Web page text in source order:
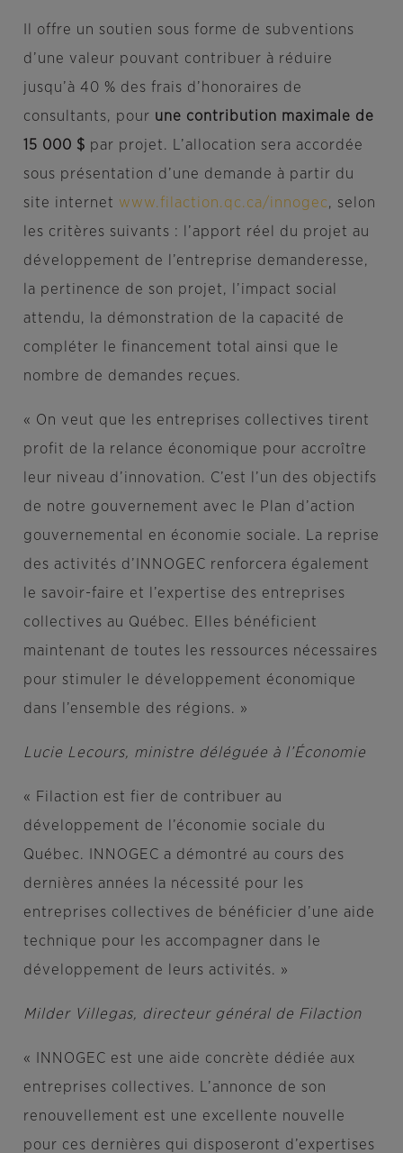
Il offre un soutien sous forme de subventions
d’une valeur pouvant contribuer à réduire
jusqu’à 40 % des frais d’honoraires de
consultants, pour une contribution maximale de
15 000 $ par projet. L’allocation sera accordée
sous présentation d’une demande à partir du
site internet www.filaction.qc.ca/innogec, selon
les critères suivants : l’apport réel du projet au
développement de l’entreprise demanderesse,
la pertinence de son projet, l’impact social
attendu, la démonstration de la capacité de
compléter le financement total ainsi que le
nombre de demandes reçues.
« On veut que les entreprises collectives tirent
profit de la relance économique pour accroître
leur niveau d’innovation. C’est l’un des objectifs
de notre gouvernement avec le Plan d’action
gouvernemental en économie sociale. La reprise
des activités d’INNOGEC renforcera également
le savoir-faire et l’expertise des entreprises
collectives au Québec. Elles bénéficient
maintenant de toutes les ressources nécessaires
pour stimuler le développement économique
dans l’ensemble des régions. »
Lucie Lecours, ministre déléguée à l’Économie
« Filaction est fier de contribuer au
développement de l’économie sociale du
Québec. INNOGEC a démontré au cours des
dernières années la nécessité pour les
entreprises collectives de bénéficier d’une aide
technique pour les accompagner dans le
développement de leurs activités. »
Milder Villegas, directeur général de Filaction
« INNOGEC est une aide concrète dédiée aux
entreprises collectives. L’annonce de son
renouvellement est une excellente nouvelle
pour ces dernières qui disposeront d’expertises